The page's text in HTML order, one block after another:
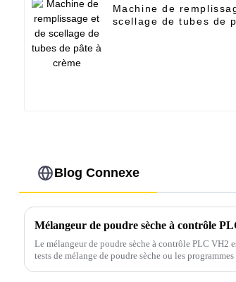
Machine de
scellage de tubes de
Blog Connexe
Mélangeur de poudre sèche à contrôle
Le mélangeur de poudre sèche à contrôle PLC VH2
tests de mélange de poudre sèche ou les